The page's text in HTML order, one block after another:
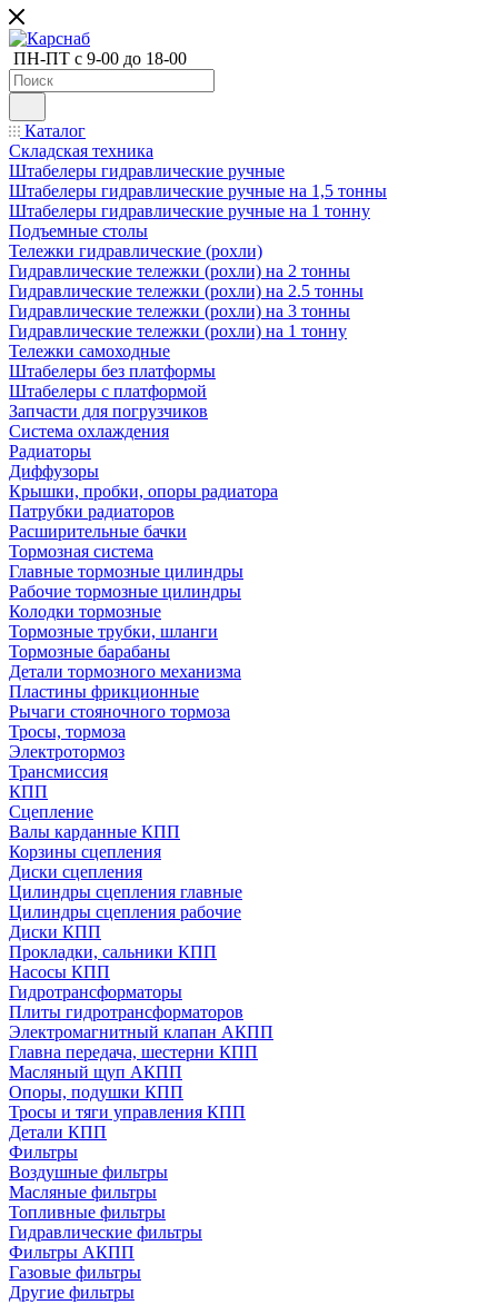
ПН-ПТ с 9-00 до 18-00
Каталог
Складская техника
Штабелеры гидравлические ручные
Штабелеры гидравлические ручные на 1,5 тонны
Штабелеры гидравлические ручные на 1 тонну
Подъемные столы
Тележки гидравлические (рохли)
Гидравлические тележки (рохли) на 2 тонны
Гидравлические тележки (рохли) на 2.5 тонны
Гидравлические тележки (рохли) на 3 тонны
Гидравлические тележки (рохли) на 1 тонну
Тележки самоходные
Штабелеры без платформы
Штабелеры с платформой
Запчасти для погрузчиков
Система охлаждения
Радиаторы
Диффузоры
Крышки, пробки, опоры радиатора
Патрубки радиаторов
Расширительные бачки
Тормозная система
Главные тормозные цилиндры
Рабочие тормозные цилиндры
Колодки тормозные
Тормозные трубки, шланги
Тормозные барабаны
Детали тормозного механизма
Пластины фрикционные
Рычаги стояночного тормоза
Тросы, тормоза
Электротормоз
Трансмиссия
КПП
Сцепление
Валы карданные КПП
Корзины сцепления
Диски сцепления
Цилиндры сцепления главные
Цилиндры сцепления рабочие
Диски КПП
Прокладки, сальники КПП
Насосы КПП
Гидротрансформаторы
Плиты гидротрансформаторов
Электромагнитный клапан АКПП
Главна передача, шестерни КПП
Масляный щуп АКПП
Опоры, подушки КПП
Тросы и тяги управления КПП
Детали КПП
Фильтры
Воздушные фильтры
Масляные фильтры
Топливные фильтры
Гидравлические фильтры
Фильтры АКПП
Газовые фильтры
Другие фильтры